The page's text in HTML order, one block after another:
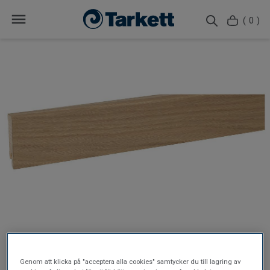
( 0 )
Genom att klicka på "acceptera alla cookies" samtycker du till lagring av